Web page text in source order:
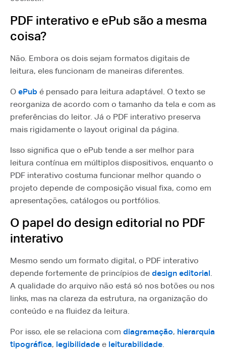
PDF interativo e ePub são a mesma
coisa?
Não. Embora os dois sejam formatos digitais de
leitura, eles funcionam de maneiras diferentes.
O ePub é pensado para leitura adaptável. O texto se
reorganiza de acordo com o tamanho da tela e com as
preferências do leitor. Já o PDF interativo preserva
mais rigidamente o layout original da página.
Isso significa que o ePub tende a ser melhor para
leitura contínua em múltiplos dispositivos, enquanto o
PDF interativo costuma funcionar melhor quando o
projeto depende de composição visual fixa, como em
apresentações, catálogos ou portfólios.
O papel do design editorial no PDF
interativo
Mesmo sendo um formato digital, o PDF interativo
depende fortemente de princípios de design editorial.
A qualidade do arquivo não está só nos botões ou nos
links, mas na clareza da estrutura, na organização do
conteúdo e na fluidez da leitura.
Por isso, ele se relaciona com diagramação, hierarquia
tipográfica, legibilidade e leiturabilidade.